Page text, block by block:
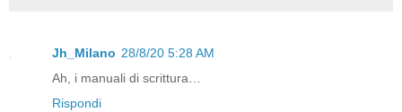
Jh_Milano 28/8/20 5:28 AM
Ah, i manuali di scrittura…
Rispondi